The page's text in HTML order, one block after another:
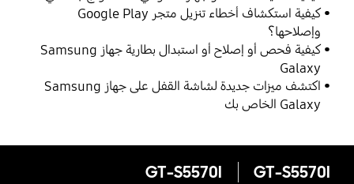
كيفية استكشاف أخطاء تنزيل متجر Google Play
وإصلاحها؟
كيفية فحص أو إصلاح أو استبدال بطارية جهاز Samsung
Galaxy
اكتشف ميزات جديدة لشاشة القفل على جهاز Samsung
Galaxy الخاص بك
GT-S5570I
GT-S5570I